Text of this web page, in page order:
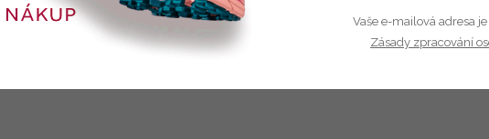
Vaše e-mailová adresa
Zásady zpracování